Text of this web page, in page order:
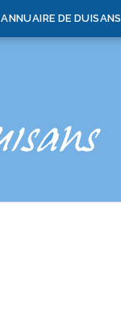
ANNUAIRE DE DUISANS